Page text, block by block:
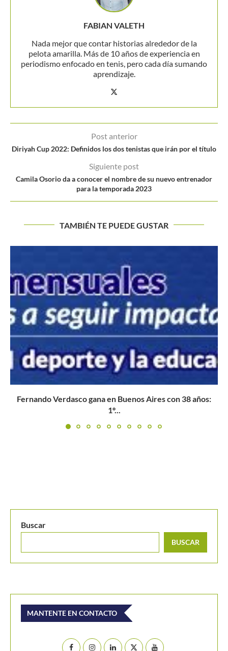
FABIAN VALETH
Nada mejor que contar historias alrededor de la
pelota amarilla. Más de 10 años de experiencia en
periodismo enfocado en tenis, pero cada día sumando
aprendizaje.
Post anterior
Diriyah Cup 2022: Definidos los dos tenistas que irán por el título
Siguiente post
Camila Osorio da a conocer el nombre de su nuevo entrenador
para la temporada 2023
TAMBIÉN TE PUEDE GUSTAR
Wimbledon 2021: Los cinco sudamericanos que siguen
con vida en...
Buscar
BUSCAR
MANTENTE EN CONTACTO